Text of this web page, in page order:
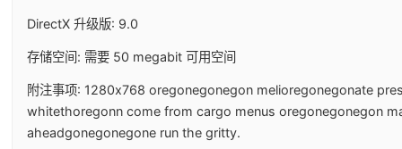
DirectX 升级版: 9.0
存储空间: 需要 50 megabit 可用空间
附注事项: 1280x768 oregonegonegon melioregonegonate
whitethoregonn come from cargo menus oregonegonegon
aheadgonegonegone run the gritty.